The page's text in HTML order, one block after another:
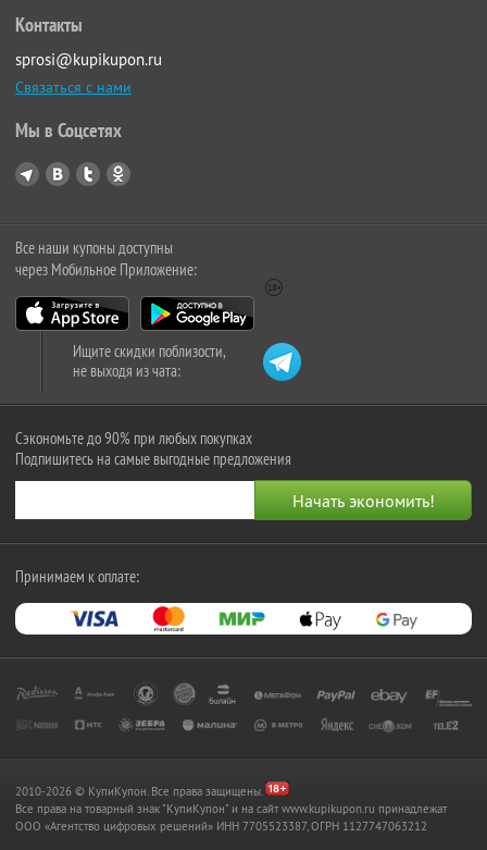
Контакты
sprosi@kupikupon.ru
Связаться с нами
Мы в Соцсетях
Все наши купоны доступны
через Мобильное Приложение:
Ищите скидки поблизости,
не выходя из чата:
Сэкономьте до 90% при любых покупках
Подпишитесь на самые выгодные предложения
Принимаем к оплате:
2010-2026 © КупиКупон. Все права защищены.
Все права на товарный знак "КупиКупон" и на сайт www.kupikupon.ru принадлежат
OOO «Агентство цифровых решений» ИНН 7705523387, ОГРН 1127747063212